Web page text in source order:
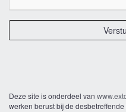
Deze site is onderdeel van
werken berust bij de